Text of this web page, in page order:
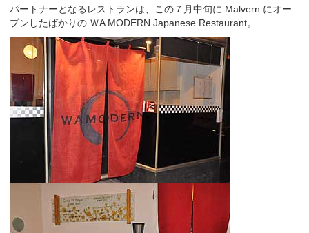
パートナーとなるレストランは、この７月中旬に Malvern にオー
プンしたばかりの ＷA MODERN Japanese Restaurant。